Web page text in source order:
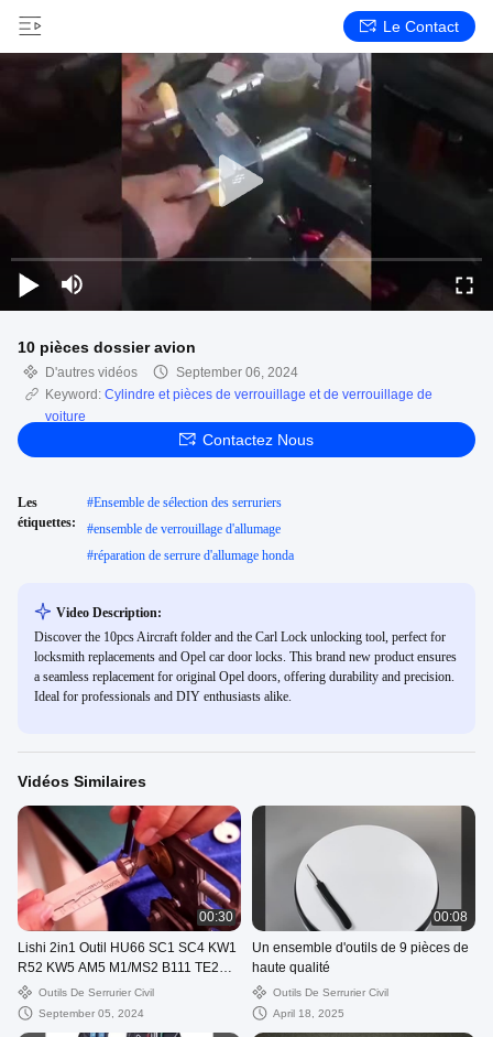
Le Contact
10 pièces dossier avion
D'autres vidéos
September 06, 2024
Keyword: Cylindre et pièces de verrouillage et de verrouillage de
voiture
Contactez Nous
Les
étiquettes:
#Ensemble de sélection des serruriers
#ensemble de verrouillage d'allumage
#réparation de serrure d'allumage honda
Video Description:
Discover the 10pcs Aircraft folder and the Carl Lock unlocking tool, perfect for
locksmith replacements and Opel car door locks. This brand new product ensures
a seamless replacement for original Opel doors, offering durability and precision.
Ideal for professionals and DIY enthusiasts alike.
Vidéos Similaires
00:30
Lishi 2in1 Outil HU66 SC1 SC4 KW1
R52 KW5 AM5 M1/MS2 B111 TE2
Décodeur de sélection de serrure
Outils De Serrurier Civil
September 05, 2024
00:08
Un ensemble d'outils de 9 pièces de
haute qualité
Outils De Serrurier Civil
April 18, 2025